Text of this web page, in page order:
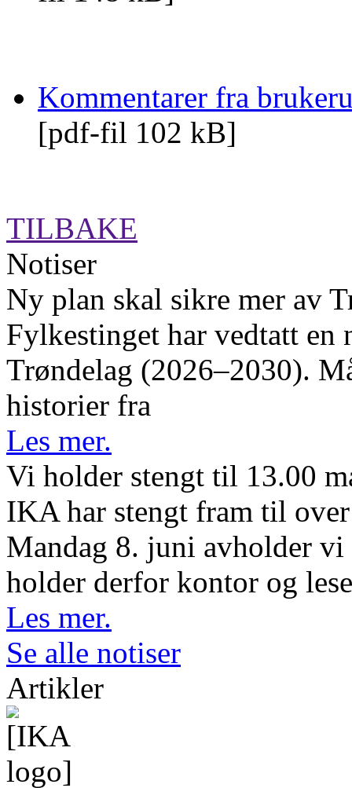
Kommentarer fra
[pdf-fil 102 kB]
TILBAKE
Notiser
Ny plan skal sikre mer av
Fylkestinget har vedtatt
Trøndelag (2026–2030).
historier fra
Les mer.
Vi holder stengt til 13.00
IKA har stengt fram til
Mandag 8. juni avholder
holder derfor kontor og
Les mer.
Se alle notiser
Artikler